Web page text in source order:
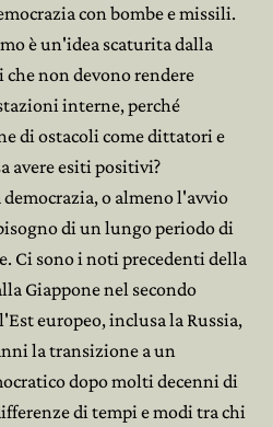
con bombe e missili.
è un'idea scaturita dalla
non devono rendere
interne, perché
di ostacoli come dittatori e
avere esiti positivi?
democrazia, o almeno l'avvio
di un lungo periodo di
Ci sono i noti precedenti della
Giappone nel secondo
europeo, inclusa la Russia,
la transizione a un
dopo molti decenni di
di tempi e modi tra chi